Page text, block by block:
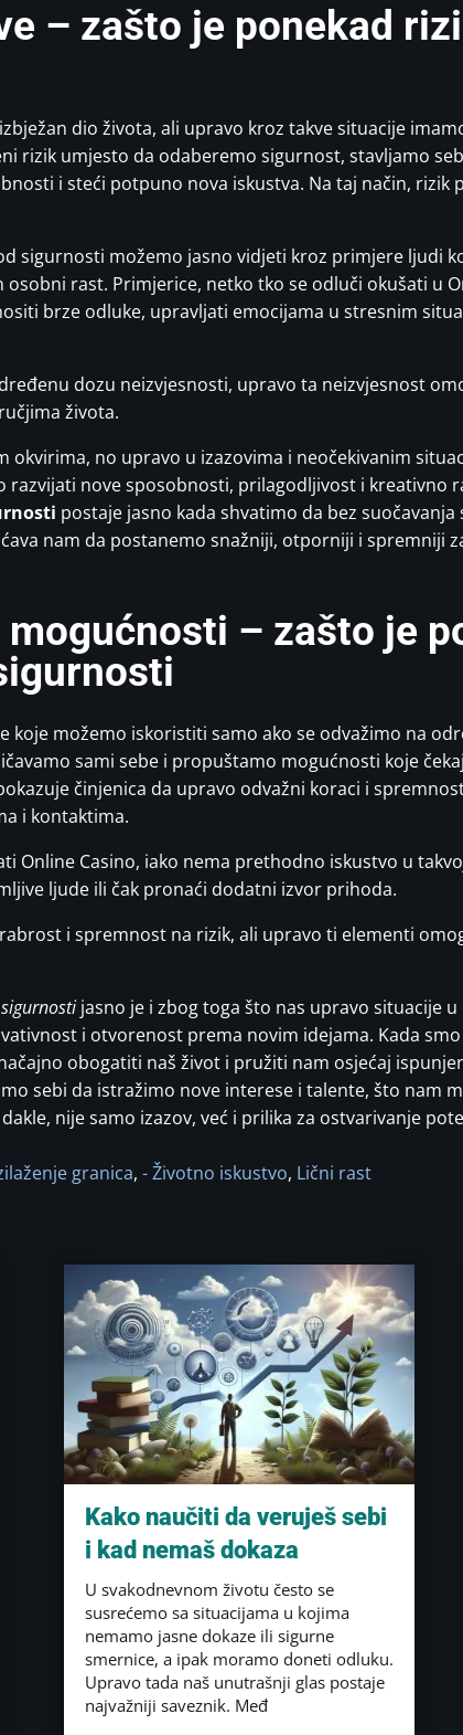
– zašto je ponekad
dio života, ali upravo kroz takve situacije
rizik umjesto da odaberemo sigurnost, stavljamo
i steći potpuno nova iskustva. Na taj način, rizik
sigurnosti možemo jasno vidjeti kroz primjere ljudi
rast. Primjerice, netko tko se odluči okušati u
brze odluke, upravljati emocijama u stresnim
dozu neizvjesnosti, upravo ta neizvjesnost
života.
okvirima, no upravo u izazovima i neočekivanim
razvijati nove sposobnosti, prilagodljivost i kreativno
postaje jasno kada shvatimo da bez
nam da postanemo snažniji, otporniji i spremniji
– zašto je
koje možemo iskoristiti samo ako se odvažimo na
sami sebe i propuštamo mogućnosti koje
činjenica da upravo odvažni koraci i
i kontaktima.
Online Casino, iako nema prethodno iskustvo u
ljude ili čak pronaći dodatni izvor prihoda.
i spremnost na rizik, ali upravo ti elementi
jasno je i zbog toga što nas upravo situacije
i otvorenost prema novim idejama. Kada
obogatiti naš život i pružiti nam osjećaj
sebi da istražimo nove interese i talente, što nam
nije samo izazov, već i prilika za ostvarivanje
granica, - Životno iskustvo, Lični rast
Kako naučiti da veruješ sebi
i kad nemaš dokaza
U svakodnevnom životu često se
susrećemo sa situacijama u kojima
nemamo jasne dokaze ili sigurne
smernice, a ipak moramo doneti odluku.
Upravo tada naš unutrašnji glas postaje
najvažniji saveznik. Međ